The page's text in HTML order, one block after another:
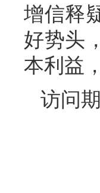
增信释
好势头
本利益
访问